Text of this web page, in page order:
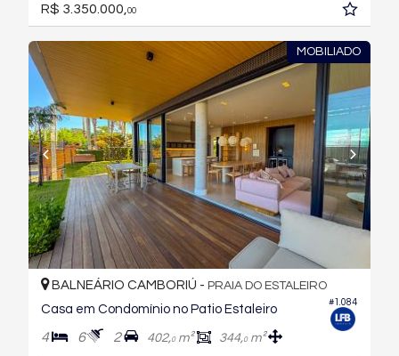
R$ 3.350.000, 00
MOBILIADO
#1.084
BALNEÁRIO CAMBORIÚ - PRAIA DO ESTALEIRO
Casa em Condomínio no Patio Estaleiro
4 6 2 402,0m² 344,0m²